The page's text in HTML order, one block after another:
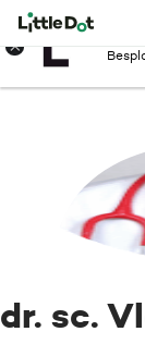
dr. sc.
×